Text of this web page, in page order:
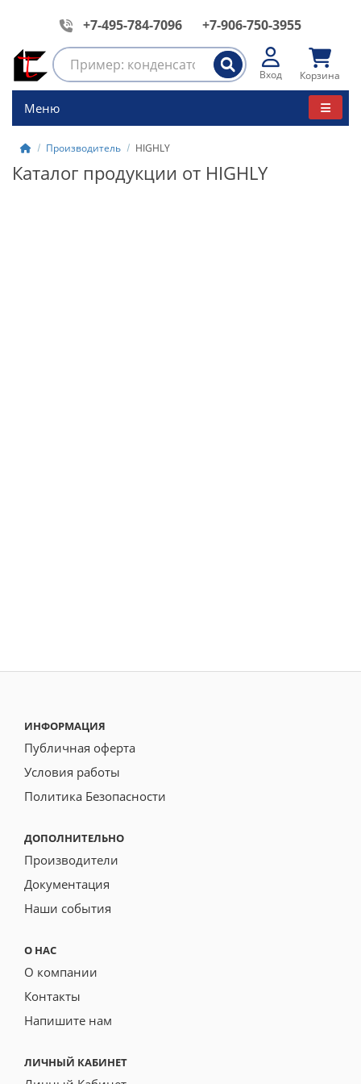
+7-495-784-7096 +7-906-750-3955
Вход Корзина
Меню
Производитель HIGHLY
Каталог продукции от HIGHLY
ИНФОРМАЦИЯ
Публичная оферта
Условия работы
Политика Безопасности
ДОПОЛНИТЕЛЬНО
Производители
Документация
Наши события
О НАС
О компании
Контакты
Напишите нам
ЛИЧНЫЙ КАБИНЕТ